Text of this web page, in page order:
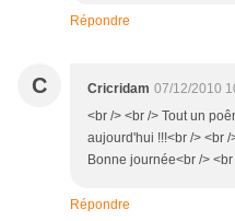
Répondre
C Cricridam 07/12/2010
<br /> <br /> Tout un
aujourd'hui !!!<br /> <br
Bonne journée<br />
Répondre